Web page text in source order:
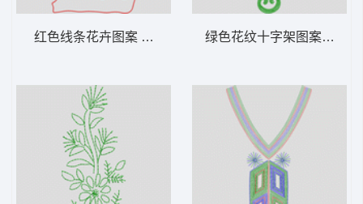
红色线条花卉图案 抽象包针以单针绿色花纹十字架图案 锁针